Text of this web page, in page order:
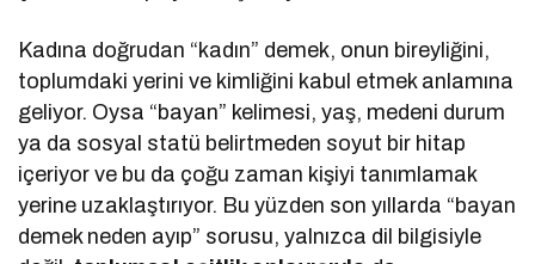
Kadına doğrudan “kadın” demek, onun bireyliğini,
toplumdaki yerini ve kimliğini kabul etmek anlamına
geliyor. Oysa “bayan” kelimesi, yaş, medeni durum
ya da sosyal statü belirtmeden soyut bir hitap
içeriyor ve bu da çoğu zaman kişiyi tanımlamak
yerine uzaklaştırıyor. Bu yüzden son yıllarda “bayan
demek neden ayıp” sorusu, yalnızca dil bilgisiyle